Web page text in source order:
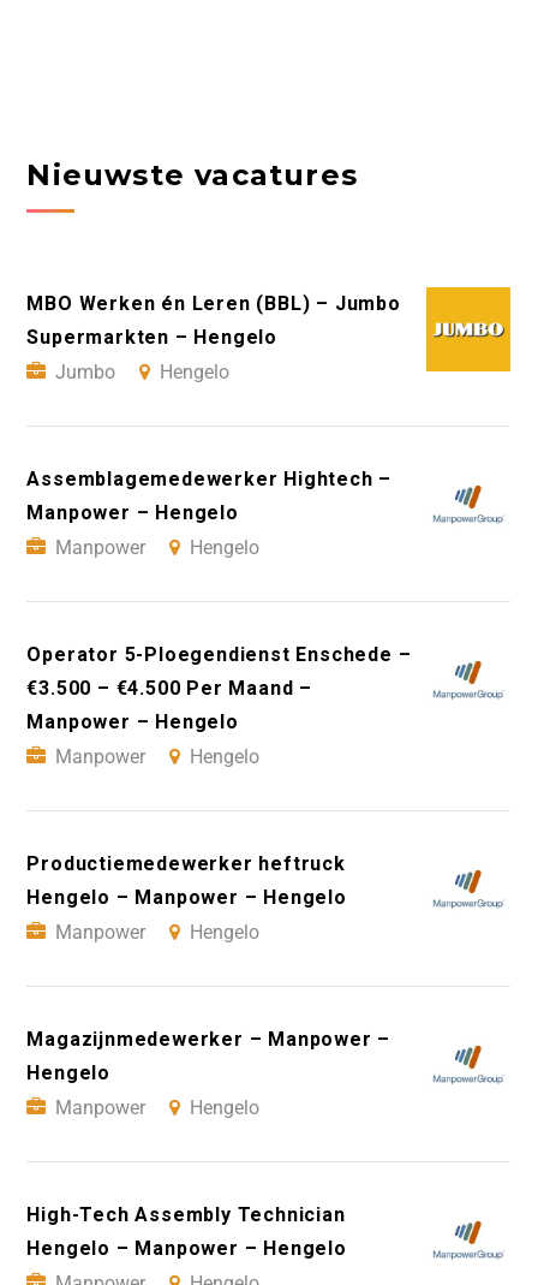
Nieuwste vacatures
MBO Werken én Leren (BBL) – Jumbo
Supermarkten – Hengelo
Jumbo
Hengelo
Assemblagemedewerker Hightech –
Manpower – Hengelo
Manpower
Hengelo
Operator 5-Ploegendienst Enschede –
€3.500 – €4.500 Per Maand –
Manpower – Hengelo
Manpower
Hengelo
Productiemedewerker heftruck
Hengelo – Manpower – Hengelo
Manpower
Hengelo
Magazijnmedewerker – Manpower –
Hengelo
Manpower
Hengelo
High-Tech Assembly Technician
Hengelo – Manpower – Hengelo